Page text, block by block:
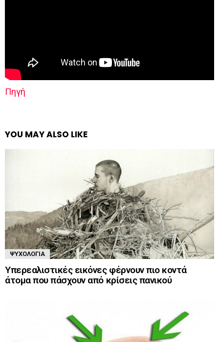
Πηγή
YOU MAY ALSO LIKE
ΨΥΧΟΛΟΓΊΑ
Υπερεαλιστικές εικόνες φέρνουν πιο κοντά
άτομα που πάσχουν από κρίσεις πανικού